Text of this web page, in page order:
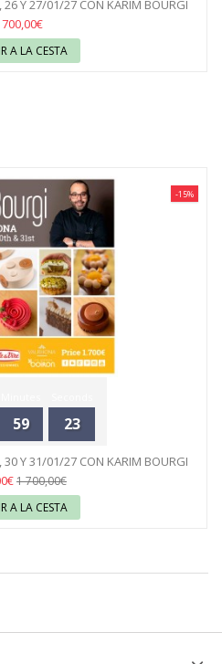
26 Y 27/01/27 CON KARIM BOURGI
700,00€
A LA CESTA
59 23
-15%
30 Y 31/01/27 CON KARIM BOURGI
1 700,00€
A LA CESTA